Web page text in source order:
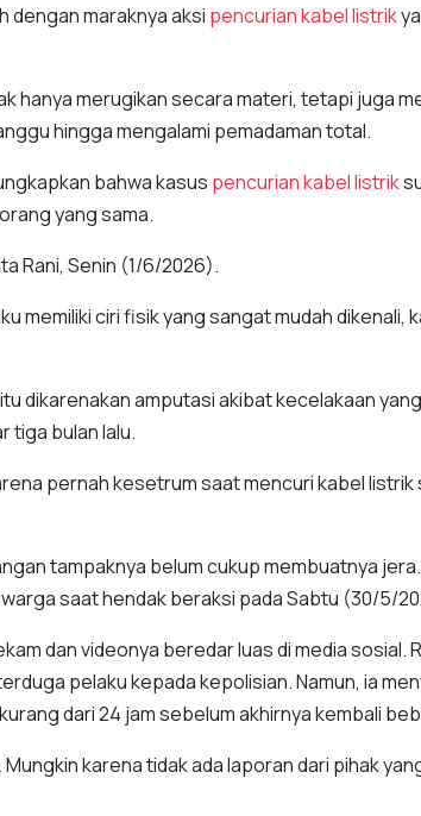
dengan maraknya aksi pencurian kabel listrik
hanya merugikan secara materi, tetapi juga
hingga mengalami pemadaman total.
bahwa kasus pencurian kabel listrik
yang sama.
Rani, Senin (1/6/2026).
memiliki ciri fisik yang sangat mudah dikenali,
dikarenakan amputasi akibat kecelakaan
tiga bulan lalu.
pernah kesetrum saat mencuri kabel listrik
tampaknya belum cukup membuatnya
saat hendak beraksi pada Sabtu (30/5/
dan videonya beredar luas di media sosial.
pelaku kepada kepolisian. Namun, ia
dari 24 jam sebelum akhirnya kembali
karena tidak ada laporan dari pihak